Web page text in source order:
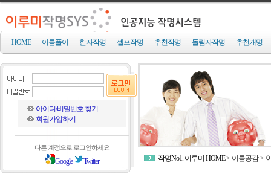
HOME 이름풀이 한자작명 셀프작명 추천작명 돌림자작명 추천개명
아이디/비밀번호 찾기
회원가입하기
다른 계정으로 로그인하세요
Google Twitter 작명No1. 이루미 HOME> 이름공감>